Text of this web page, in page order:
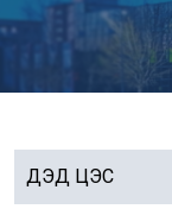
ДЭД ЦЭС